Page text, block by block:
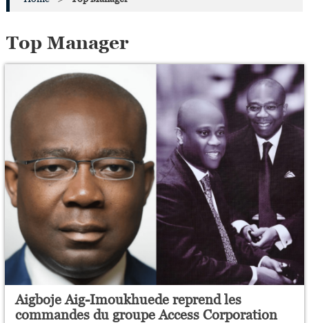
Top Manager
Aigboje Aig-Imoukhuede reprend les
commandes du groupe Access Corporation